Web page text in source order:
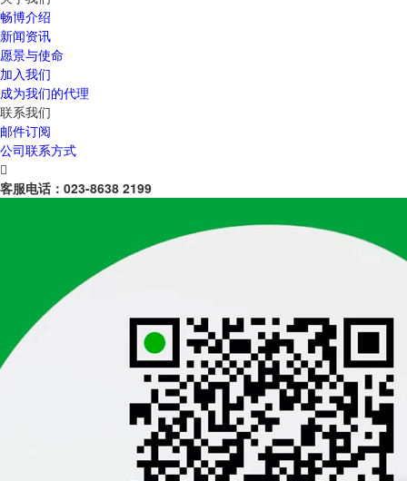
畅博介绍
新闻资讯
愿景与使命
加入我们
成为我们的代理
联系我们
邮件订阅
公司联系方式

客服电话： 023-8638 2199